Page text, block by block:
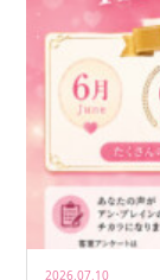
2026.07.10